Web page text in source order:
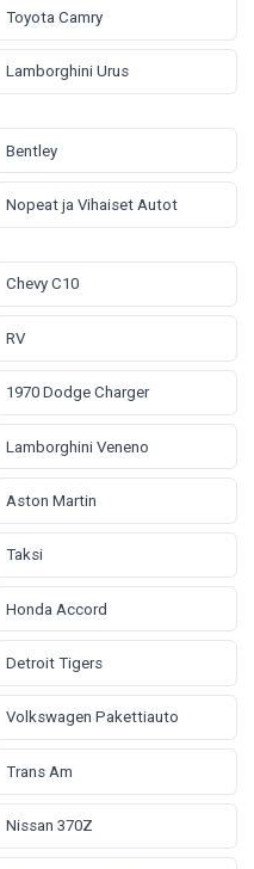
Toyota Camry
Lamborghini Urus
Bentley
Nopeat ja Vihaiset Autot
Chevy C10
RV
1970 Dodge Charger
Lamborghini Veneno
Aston Martin
Taksi
Honda Accord
Detroit Tigers
Volkswagen Pakettiauto
Trans Am
Nissan 370Z